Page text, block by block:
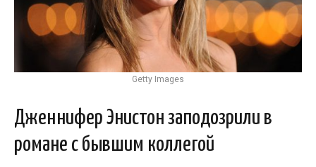
Getty Images
Дженнифер Энистон заподозрили в
романе с бывшим коллегой